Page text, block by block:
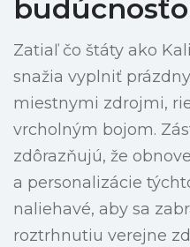
Zatiaľ čo štáty ako
snažia vyplniť
miestnymi zdrojmi,
vrcholným bojom.
zdôrazňujú, že
a personalizácie
naliehavé, aby sa
roztrhnutiu verejne